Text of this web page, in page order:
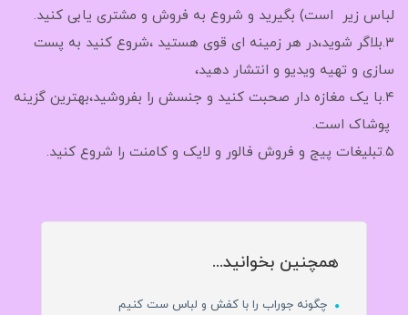
لباس زیر است) بگیرید و شروع به فروش و مشتری یابی کنید.
۳.بلاگر شوید،در هر زمینه ای قوی هستید ،شروع کنید به پست
سازی و تهیه ویدیو و انتشار دهید،
۴.با یک مغازه دار صحبت کنید و جنسش را بفروشید،بهترین گزینه
پوشاک است.
۵.تبلیغات پیج و فروش فالور و لایک و کامنت را شروع کنید.
همچنین بخوانید...
چگونه جوراب را با کفش و لباس ست کنیم